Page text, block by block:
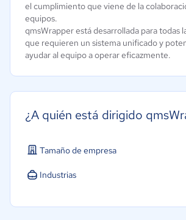
el cumplimiento que viene de la
equipos.
qmsWrapper está desarrollada para todas
que requieren un sistema unificado y
ayudar al equipo a operar eficazmente.
¿A quién está dirigido
Tamaño de empresa
Pequeña: 10 a 49 trabajadores
Industrias